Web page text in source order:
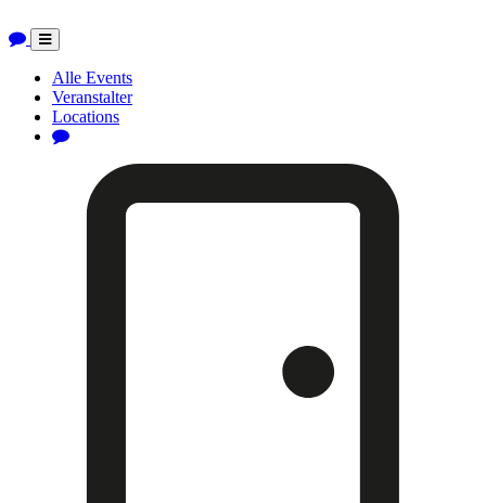
Toggle
navigation
Alle Events
Veranstalter
Locations